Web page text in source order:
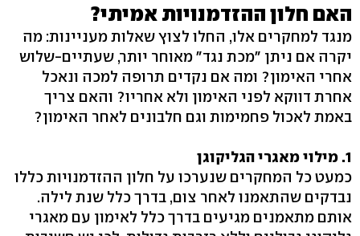
האם חלון ההזדמנויות אמיתי?
מנגד למחקרים אלו, החלו לצוץ שאלות מעניינות: מה
יקרה אם ניתן "מכת נגד" מאוחר יותר, שעתיים-שלוש
אחרי האימון? ומה אם נקדים תרופה למכה ונאכל
אחרת דווקא לפני האימון ולא אחריו? והאם צריך
באמת לאכול פחמימות וגם חלבונים לאחר האימון?
1. מילוי מאגרי הגליקוגן
כמעט כל המחקרים שנערכו על חלון ההזדמנויות כללו
נבדקים שהתאמנו לאחר צום, בדרך כלל שנת לילה.
אותם מתאמנים מגיעים בדרך כלל לאימון עם מאגרי